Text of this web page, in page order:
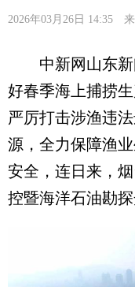
2026年03月26日 14:35
中新网山东新
好春季海上捕捞
严厉打击涉渔违
源，全力保障渔
安全，连日来，
控暨海洋石油勘探